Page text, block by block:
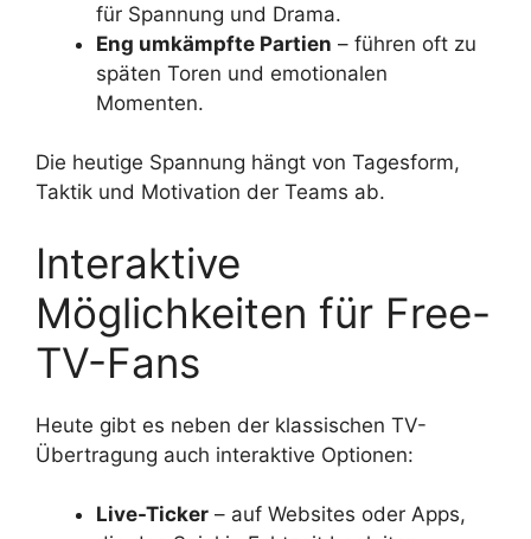
für Spannung und Drama.
Eng umkämpfte Partien – führen oft zu
späten Toren und emotionalen
Momenten.
Die heutige Spannung hängt von Tagesform,
Taktik und Motivation der Teams ab.
Interaktive
Möglichkeiten für Free-
TV-Fans
Heute gibt es neben der klassischen TV-
Übertragung auch interaktive Optionen:
Live-Ticker – auf Websites oder Apps,